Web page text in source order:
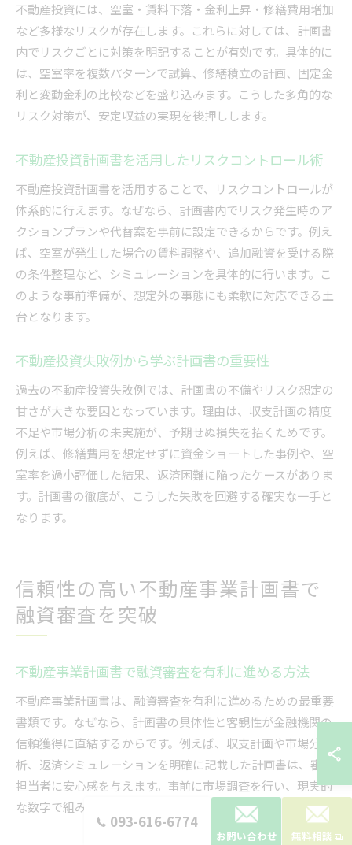
不動産投資には、空室・賃料下落・金利上昇・修繕費用増加
など多様なリスクが存在します。これらに対しては、計画書
内でリスクごとに対策を明記することが有効です。具体的に
は、空室率を複数パターンで試算、修繕積立の計画、固定金
利と変動金利の比較などを盛り込みます。こうした多角的な
リスク対策が、安定収益の実現を後押しします。
不動産投資計画書を活用したリスクコントロール術
不動産投資計画書を活用することで、リスクコントロールが
体系的に行えます。なぜなら、計画書内でリスク発生時のア
クションプランや代替案を事前に設定できるからです。例え
ば、空室が発生した場合の賃料調整や、追加融資を受ける際
の条件整理など、シミュレーションを具体的に行います。こ
のような事前準備が、想定外の事態にも柔軟に対応できる土
台となります。
不動産投資失敗例から学ぶ計画書の重要性
過去の不動産投資失敗例では、計画書の不備やリスク想定の
甘さが大きな要因となっています。理由は、収支計画の精度
不足や市場分析の未実施が、予期せぬ損失を招くためです。
例えば、修繕費用を想定せずに資金ショートした事例や、空
室率を過小評価した結果、返済困難に陥ったケースがありま
す。計画書の徹底が、こうした失敗を回避する確実な一手と
なります。
信頼性の高い不動産事業計画書で
融資審査を突破
不動産事業計画書で融資審査を有利に進める方法
不動産事業計画書は、融資審査を有利に進めるための最重要
書類です。なぜなら、計画書の具体性と客観性が金融機関の
信頼獲得に直結するからです。例えば、収支計画や市場分
析、返済シミュレーションを明確に記載した計画書は、審査
担当者に安心感を与えます。事前に市場調査を行い、現実的
な数字で組み立てることが成功のポイントです。
093-616-6774
お問い合わせ 無料相談